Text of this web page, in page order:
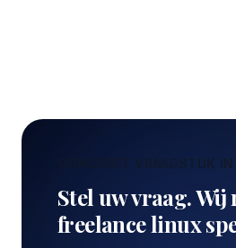
CONCREET VRAAGSTUK IN
Stel uw vraag. Wij
freelance linux